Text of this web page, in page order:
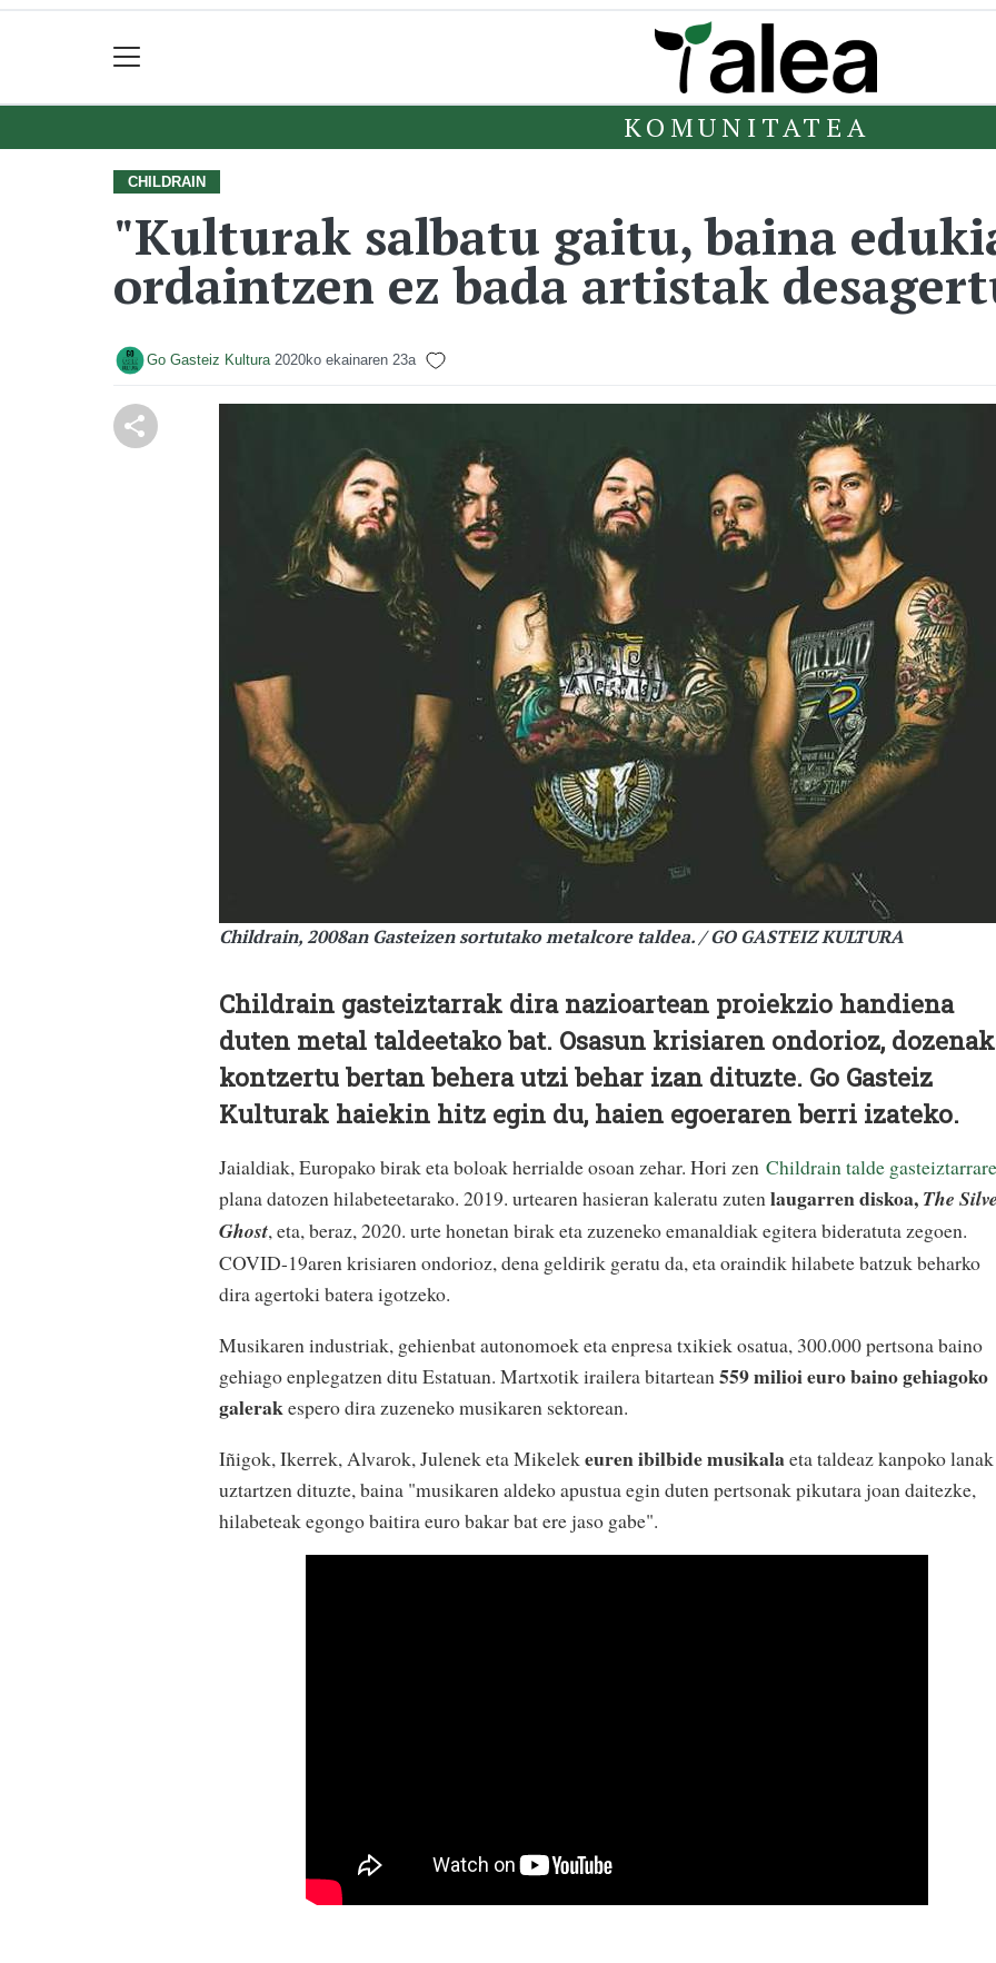
KOMUNITATEA
CHILDRAIN
"Kulturak salbatu gaitu, baina
ordaintzen ez bada artistak
Go Gasteiz Kultura 2020ko ekainaren 23a
Childrain, 2008an Gasteizen sortutako metalcore taldea. / GO GASTEIZ KULTURA
Childrain gasteiztarrak dira nazioartean proiekzio handiena
duten metal taldeetako bat. Osasun krisiaren ondorioz,
kontzertu bertan behera utzi behar izan dituzte. Go Gasteiz
Kulturak haiekin hitz egin du, haien egoeraren berri izateko.
Jaialdiak, Europako birak eta boloak herrialde osoan zehar. Hori zen Childrain talde
plana datozen hilabeteetarako. 2019. urtearen hasieran kaleratu zutenlaugarren diskoa, The
Ghost, eta, beraz, 2020. urte honetan birak eta zuzeneko emanaldiak egitera bideratuta zegoen.
COVID-19aren krisiaren ondorioz, dena geldirik geratu da, eta oraindik hilabete batzuk beharko
dira agertoki batera igotzeko.
Musikaren industriak, gehienbat autonomoek eta enpresa txikiek osatua, 300.000 pertsona baino
gehiago enplegatzen ditu Estatuan. Martxotik irailera bitartean559 milioi euro baino gehiagoko
galerakespero dira zuzeneko musikaren sektorean.
Iñigok, Ikerrek, Alvarok, Julenek eta Mikelekeuren ibilbide musikalaeta taldeaz kanpoko lanak
uztartzen dituzte, baina "musikaren aldeko apustua egin duten pertsonak pikutara joan daitezke,
hilabeteak egongo baitira euro bakar bat ere jaso gabe".